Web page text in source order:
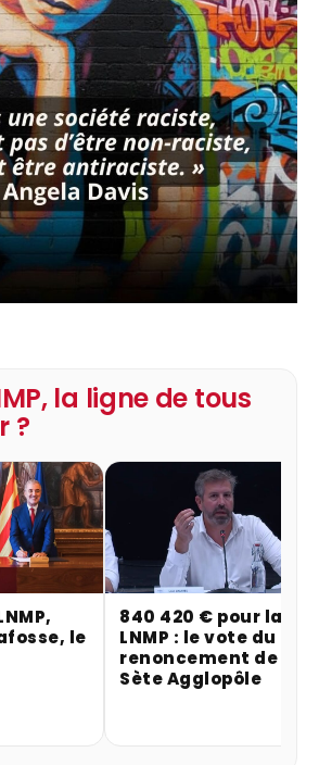
la ligne de tous
?
le
840 420 € pour la
LNMP : le vote du
renoncement de
Sète Agglopôle